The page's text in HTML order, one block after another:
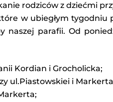
rodziców z dziećmi
w ubiegłym tygodniu
naszej parafii. Od
Kordian i Grocholicka;
ul.Piastowskiei i